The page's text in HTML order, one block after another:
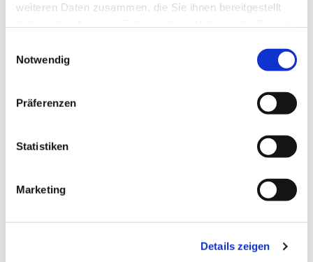
weiteren Daten zusammen, die Sie ihnen bereitgestellt
Notwendig
Präferenzen
Statistiken
Marketing
Details zeigen